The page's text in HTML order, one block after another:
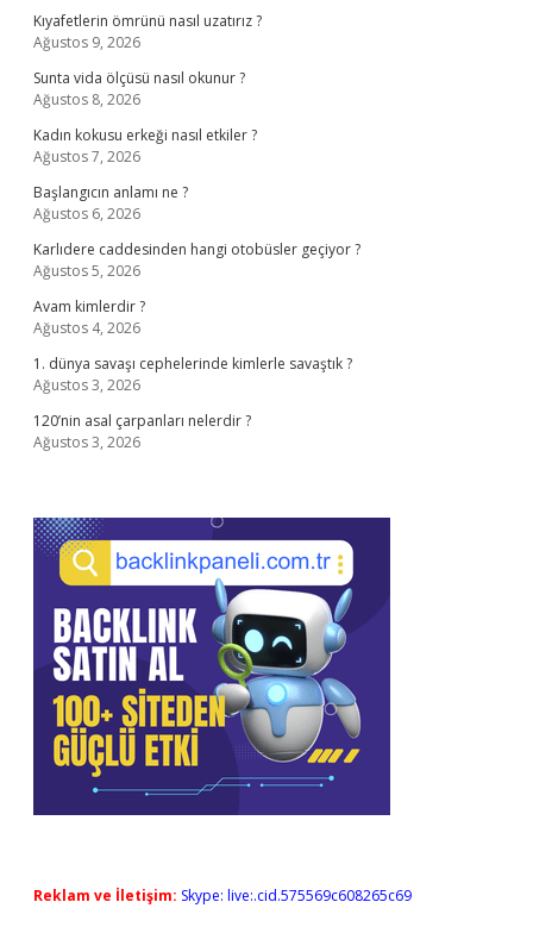
Kıyafetlerin ömrünü nasıl uzatırız ?
Ağustos 9, 2026
Sunta vida ölçüsü nasıl okunur ?
Ağustos 8, 2026
Kadın kokusu erkeği nasıl etkiler ?
Ağustos 7, 2026
Başlangıcın anlamı ne ?
Ağustos 6, 2026
Karlıdere caddesinden hangi otobüsler geçiyor ?
Ağustos 5, 2026
Avam kimlerdir ?
Ağustos 4, 2026
1. dünya savaşı cephelerinde kimlerle savaştık ?
Ağustos 3, 2026
120’nin asal çarpanları nelerdir ?
Ağustos 3, 2026
Reklam ve İletişim: Skype: live:.cid.575569c608265c69